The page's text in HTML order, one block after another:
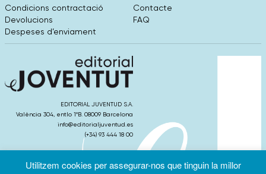
Condicions contractació
Devolucions
Despeses d’enviament
Contacte
FAQ
EDITORIAL JUVENTUD S.A.
València 304, entlo 1ºB. 08009 Barcelona
info@editorialjuventud.es
(+34) 93 444 18 00
Utilitzem cookies per assegurar-nos que tinguin la millor